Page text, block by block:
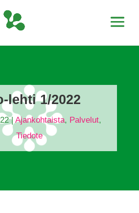
lehti 1/2022
| Ajankohtaista, Palvelut,
Tiedote